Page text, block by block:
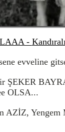
-
evveline
ŞEKER
OLSA...
AZİZ,